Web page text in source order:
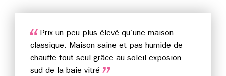
Prix un peu plus élevé qu’une maison
classique. Maison saine et pas humide de
chauffe tout seul grâce au soleil exposion
sud de la baie vitré